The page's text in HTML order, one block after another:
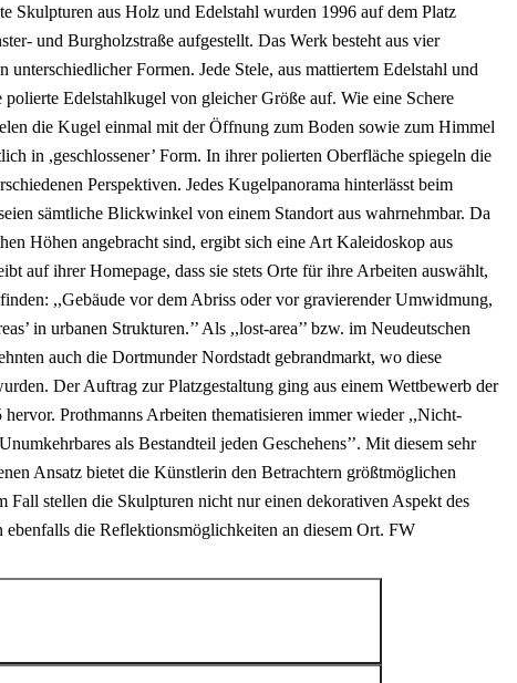
Skulpturen aus Holz und Edelstahl wurden 1996 auf dem Platz
und Burgholzstraße aufgestellt. Das Werk besteht aus vier
unterschiedlicher Formen. Jede Stele, aus mattiertem Edelstahl und
Edelstahlkugel von gleicher Größe auf. Wie eine Schere
die Kugel einmal mit der Öffnung zum Boden sowie zum Himmel
in ,geschlossener’ Form. In ihrer polierten Oberfläche spiegeln die
Perspektiven. Jedes Kugelpanorama hinterlässt beim
sämtliche Blickwinkel von einem Standort aus wahrnehmbar. Da
Höhen angebracht sind, ergibt sich eine Art Kaleidoskop aus
auf ihrer Homepage, dass sie stets Orte für ihre Arbeiten auswählt,
,,Gebäude vor dem Abriss oder vor gravierender Umwidmung,
in urbanen Strukturen.’’ Als ,,lost-area’’ bzw. im Neudeutschen
auch die Dortmunder Nordstadt gebrandmarkt, wo diese
Der Auftrag zur Platzgestaltung ging aus einem Wettbewerb der
Prothmanns Arbeiten thematisieren immer wieder ,,Nicht-
als Bestandteil jeden Geschehens’’. Mit diesem sehr
Ansatz bietet die Künstlerin den Betrachtern größtmöglichen
Fall stellen die Skulpturen nicht nur einen dekorativen Aspekt des
ebenfalls die Reflektionsmöglichkeiten an diesem Ort. FW